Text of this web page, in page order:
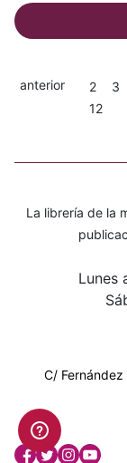
anterior 2 3
12
La librería de la
Lunes
C/